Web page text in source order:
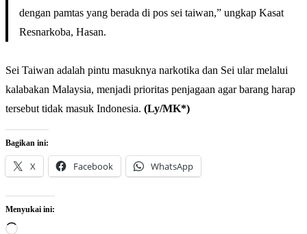
dengan pamtas yang berada di pos sei taiwan,” ungkap Kasat
Resnarkoba, Hasan.
Sei Taiwan adalah pintu masuknya narkotika dan Sei ular melalui
kalabakan Malaysia, menjadi prioritas penjagaan agar barang harap
tersebut tidak masuk Indonesia. (Ly/MK*)
Bagikan ini:
X Facebook WhatsApp
Menyukai ini:
Memuat...